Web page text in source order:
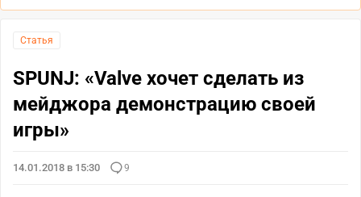
Статья
SPUNJ: «Valve хочет сделать из
мейджора демонстрацию своей
игры»
14.01.2018 в 15:30 9